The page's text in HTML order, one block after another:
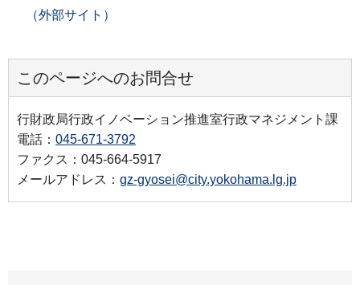
（外部サイト）
このページへのお問合せ
行財政局行政イノベーション推進室行政マネジメント課
電話： 045-671-3792
ファクス：045-664-5917
メールアドレス： gz-gyosei@city.yokohama.lg.jp